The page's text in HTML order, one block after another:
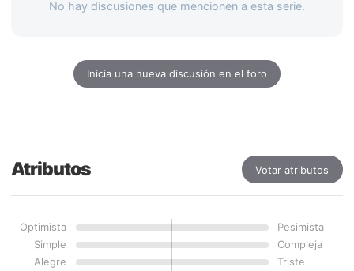
No hay discusiones que mencionen a esta serie.
Inicia una nueva discusión en el foro
Atributos Votar atributos
Optimista
Pesimista
Simple
Compleja
Alegre
Triste